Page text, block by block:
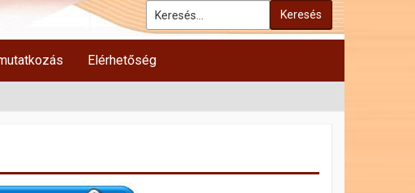
Keresés
Elérhetőség